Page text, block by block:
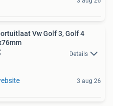
Vw Golf 3, Golf 4
Details
3 aug 26